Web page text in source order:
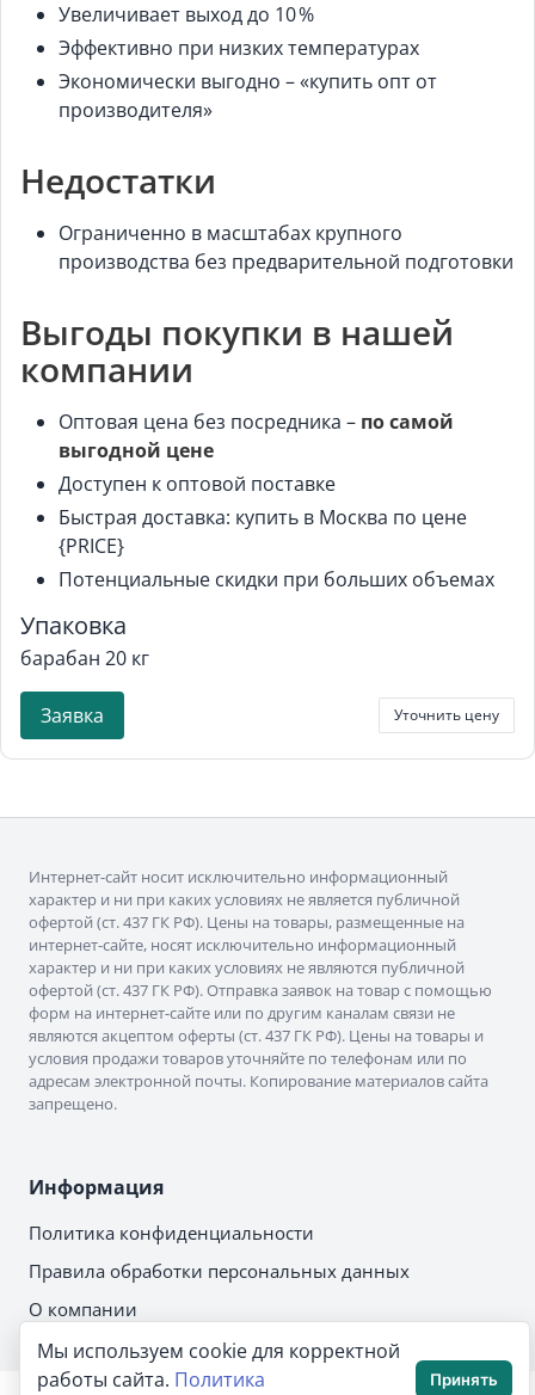
Увеличивает выход до 10 %
Эффективно при низких температурах
Экономически выгодно – «купить опт от
производителя»
Недостатки
Ограниченно в масштабах крупного
производства без предварительной подготовки
Выгоды покупки в нашей
компании
Оптовая цена без посредника – по самой
выгодной цене
Доступен к оптовой поставке
Быстрая доставка: купить в Москва по цене
{PRICE}
Потенциальные скидки при больших объемах
Упаковка
барабан 20 кг
Заявка Уточнить цену
Интернет-сайт носит исключительно информационный
характер и ни при каких условиях не является публичной
офертой (ст. 437 ГК РФ). Цены на товары, размещенные на
интернет-сайте, носят исключительно информационный
характер и ни при каких условиях не являются публичной
офертой (ст. 437 ГК РФ). Отправка заявок на товар с помощью
форм на интернет-сайте или по другим каналам связи не
являются акцептом оферты (ст. 437 ГК РФ). Цены на товары и
условия продажи товаров уточняйте по телефонам или по
адресам электронной почты. Копирование материалов сайта
запрещено.
Информация
Политика конфиденциальности
Правила обработки персональных данных
О компании
Мы используем cookie для корректной
работы сайта. Политика Принять